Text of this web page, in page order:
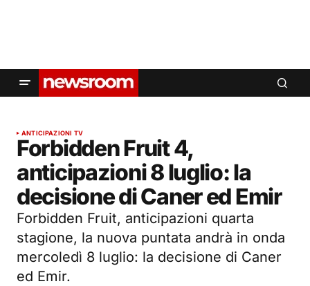
ANTICIPAZIONI TV
Forbidden Fruit 4,
anticipazioni 8 luglio: la
decisione di Caner ed Emir
Forbidden Fruit, anticipazioni quarta
stagione, la nuova puntata andrà in onda
mercoledì 8 luglio: la decisione di Caner
ed Emir.